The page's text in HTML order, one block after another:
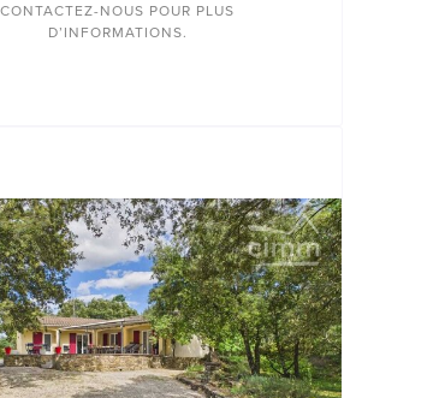
CONTACTEZ-NOUS POUR PLUS
D’INFORMATIONS.